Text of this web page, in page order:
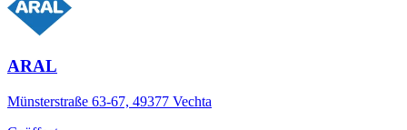
ARAL
Münsterstraße 63-67, 49377 Vechta